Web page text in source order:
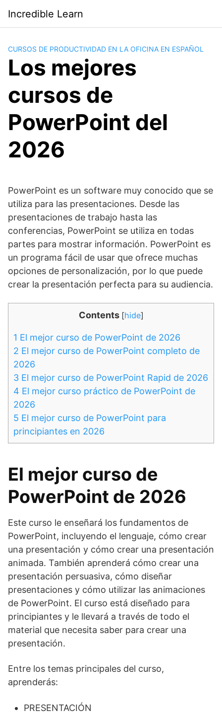
contenido
Incredible Learn
CURSOS DE PRODUCTIVIDAD EN LA OFICINA EN ESPAÑOL
Los mejores
cursos de
PowerPoint del
2026
PowerPoint es un software muy conocido que se
utiliza para las presentaciones. Desde las
presentaciones de trabajo hasta las
conferencias, PowerPoint se utiliza en todas
partes para mostrar información. PowerPoint es
un programa fácil de usar que ofrece muchas
opciones de personalización, por lo que puede
crear la presentación perfecta para su audiencia.
Contents [hide]
1 El mejor curso de PowerPoint de 2026
2 El mejor curso de PowerPoint completo de
2026
3 El mejor curso de PowerPoint Rapid de 2026
4 El mejor curso práctico de PowerPoint de
2026
5 El mejor curso de PowerPoint para
principiantes en 2026
El mejor curso de
PowerPoint de 2026
Este curso le enseñará los fundamentos de
PowerPoint, incluyendo el lenguaje, cómo crear
una presentación y cómo crear una presentación
animada. También aprenderá cómo crear una
presentación persuasiva, cómo diseñar
presentaciones y cómo utilizar las animaciones
de PowerPoint. El curso está diseñado para
principiantes y le llevará a través de todo el
material que necesita saber para crear una
presentación.
Entre los temas principales del curso,
aprenderás:
PRESENTACIÓN